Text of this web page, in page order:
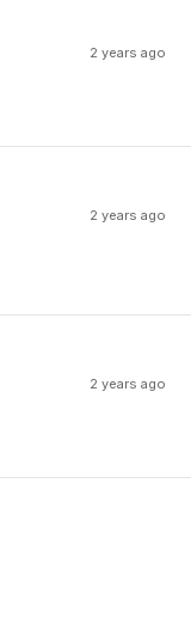
2 years ago
2 years ago
2 years ago